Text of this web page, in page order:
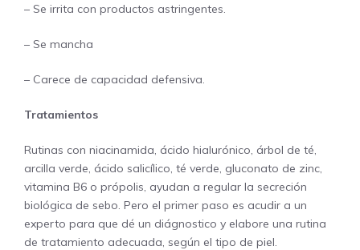
– Se irrita con productos astringentes.
– Se mancha
– Carece de capacidad defensiva.
Tratamientos
Rutinas con niacinamida, ácido hialurónico, árbol de té,
arcilla verde, ácido salicílico, té verde, gluconato de zinc,
vitamina B6 o própolis, ayudan a regular la secreción
biológica de sebo. Pero el primer paso es acudir a un
experto para que dé un diágnostico y elabore una rutina
de tratamiento adecuada, según el tipo de piel.